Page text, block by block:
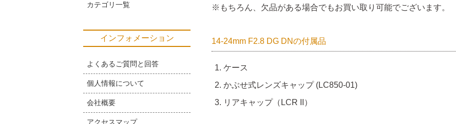
※もちろん、欠品がある場合でもお買い取り可能でございます。
14-24mm F2.8 DG DNの付属品
ケース
かぶせ式レンズキャップ (LC850-01)
リアキャップ（LCR II）
カテゴリ一覧
インフォメーション
よくあるご質問と回答
個人情報について
会社概要
アクセスマップ